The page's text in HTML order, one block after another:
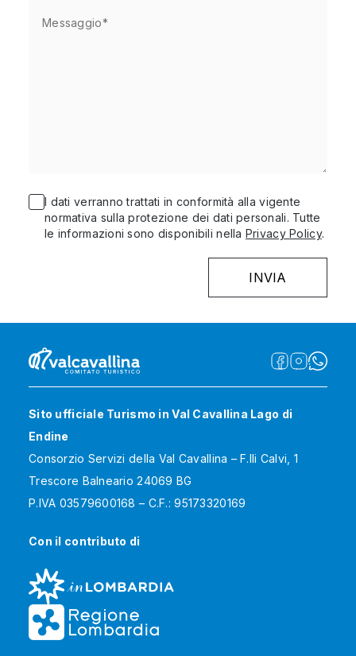
I dati verranno trattati in conformità alla vigente
normativa sulla protezione dei dati personali. Tutte
le informazioni sono disponibili nella Privacy Policy.
Sito ufficiale Turismo in Val Cavallina Lago di
Endine
Consorzio Servizi della Val Cavallina – F.lli Calvi, 1
Trescore Balneario 24069 BG
P.IVA 03579600168 – C.F.: 95173320169
Con il contributo di